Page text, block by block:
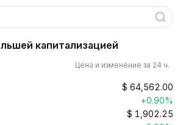
капитализацией
Цена и изменение за 24 ч.
$ 64,562.00
+0.90%
$ 1,902.25